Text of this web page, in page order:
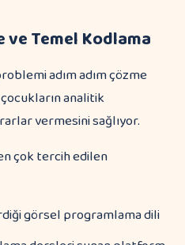
Temel Kodlama
adım adım çözme
çocukların analitik
vermesini sağlıyor.
çok tercih edilen
görsel programlama dili